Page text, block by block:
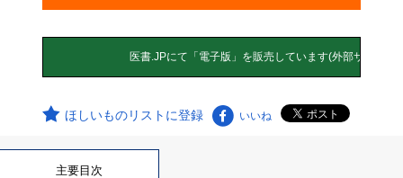
ほしいものリストに登録 いいね
主要目次